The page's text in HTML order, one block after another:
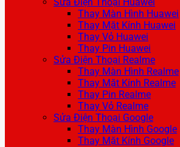
Thay Màn Hình Huawei
Thay Mặt Kính Huawei
Thay Vỏ Huawei
Thay Pin Huawei
Sửa Điện Thoại Realme
Thay Màn Hình Realme
Thay Mặt Kính Realme
Thay Pin Realme
Thay Vỏ Realme
Sửa Điện Thoại Google
Thay Màn Hình Google
Thay Mặt Kính Google